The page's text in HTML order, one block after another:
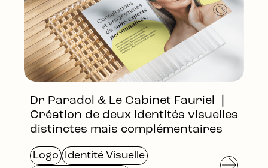
Dr Paradol & Le Cabinet Fauriel ❘
Création de deux identités visuelles
distinctes mais complémentaires
Logo
Identité Visuelle